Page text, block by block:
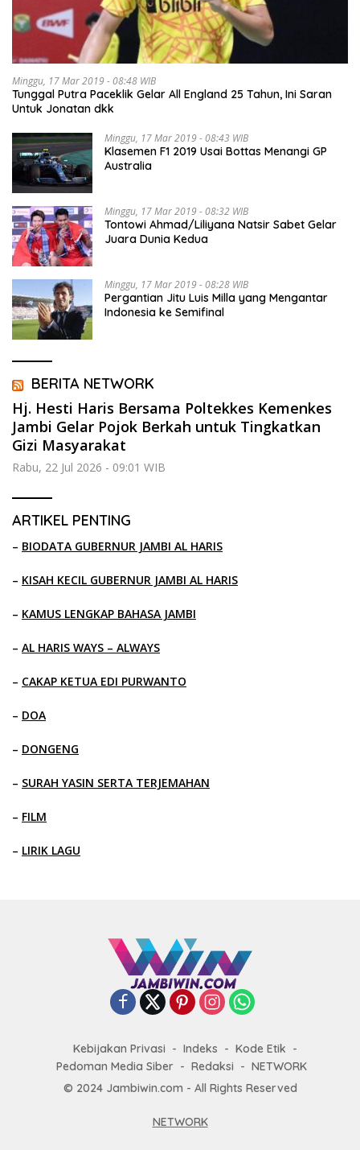
Minggu, 17 Mar 2019 - 08:48 WIB
Tunggal Putra Paceklik Gelar All England 25 Tahun, Ini Saran
Untuk Jonatan dkk
Minggu, 17 Mar 2019 - 08:43 WIB
Klasemen F1 2019 Usai Bottas Menangi GP
Australia
Minggu, 17 Mar 2019 - 08:32 WIB
Tontowi Ahmad/Liliyana Natsir Sabet Gelar
Juara Dunia Kedua
Minggu, 17 Mar 2019 - 08:28 WIB
Pergantian Jitu Luis Milla yang Mengantar
Indonesia ke Semifinal
BERITA NETWORK
Hj. Hesti Haris Bersama Poltekkes Kemenkes
Jambi Gelar Pojok Berkah untuk Tingkatkan
Gizi Masyarakat
Rabu, 22 Jul 2026 - 09:01 WIB
ARTIKEL PENTING
– BIODATA GUBERNUR JAMBI AL HARIS
– KISAH KECIL GUBERNUR JAMBI AL HARIS
– KAMUS LENGKAP BAHASA JAMBI
– AL HARIS WAYS – ALWAYS
– CAKAP KETUA EDI PURWANTO
– DOA
– DONGENG
– SURAH YASIN SERTA TERJEMAHAN
– FILM
– LIRIK LAGU
Kebijakan Privasi Indeks
Kode Etik
Pedoman Media Siber
Redaksi
NETWORK
© 2024 Jambiwin.com - All Rights Reserved
NETWORK